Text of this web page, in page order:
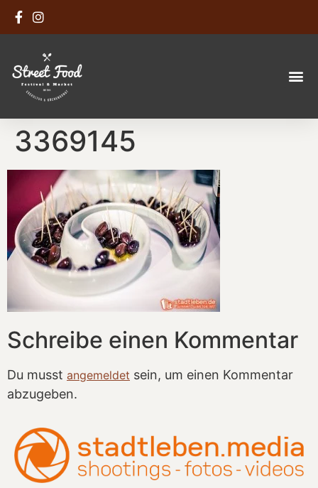
3369145
Schreibe einen Kommentar
Du musst angemeldet sein, um einen Kommentar
abzugeben.